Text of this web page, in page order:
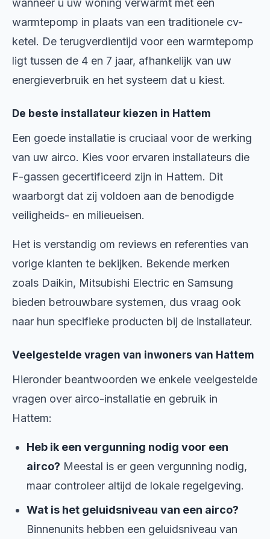
wanneer u uw woning verwarmt met een
warmtepomp in plaats van een traditionele cv-
ketel. De terugverdientijd voor een warmtepomp
ligt tussen de 4 en 7 jaar, afhankelijk van uw
energieverbruik en het systeem dat u kiest.
De beste installateur kiezen in Hattem
Een goede installatie is cruciaal voor de werking
van uw airco. Kies voor ervaren installateurs die
F-gassen gecertificeerd zijn in Hattem. Dit
waarborgt dat zij voldoen aan de benodigde
veiligheids- en milieueisen.
Het is verstandig om reviews en referenties van
vorige klanten te bekijken. Bekende merken
zoals Daikin, Mitsubishi Electric en Samsung
bieden betrouwbare systemen, dus vraag ook
naar hun specifieke producten bij de installateur.
Veelgestelde vragen van inwoners van Hattem
Hieronder beantwoorden we enkele veelgestelde
vragen over airco-installatie en gebruik in
Hattem:
Heb ik een vergunning nodig voor een
airco? Meestal is er geen vergunning nodig,
maar controleer altijd de lokale regelgeving.
Wat is het geluidsniveau van een airco?
Binnenunits hebben een geluidsniveau van